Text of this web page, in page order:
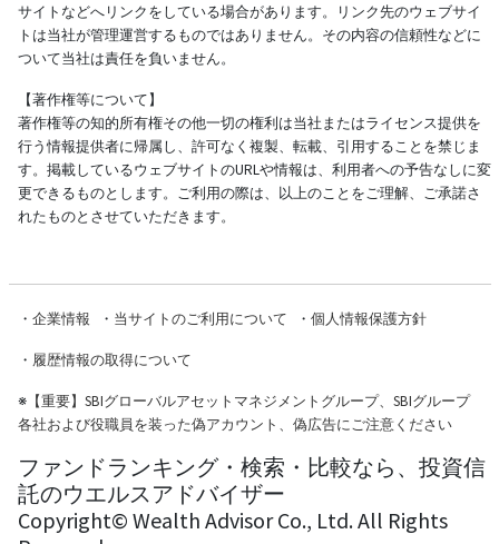
サイトなどへリンクをしている場合があります。リンク先のウェブサイ
トは当社が管理運営するものではありません。その内容の信頼性などに
ついて当社は責任を負いません。
【著作権等について】
著作権等の知的所有権その他一切の権利は当社またはライセンス提供を
行う情報提供者に帰属し、許可なく複製、転載、引用することを禁じま
す。掲載しているウェブサイトのURLや情報は、利用者への予告なしに変
更できるものとします。ご利用の際は、以上のことをご理解、ご承諾さ
れたものとさせていただきます。
・ 企業情報 ・ 当サイトのご利用について ・ 個人情報保護方針
・ 履歴情報の取得について
※【重要】SBIグローバルアセットマネジメントグループ、SBIグループ
各社および役職員を装った偽アカウント、偽広告にご注意ください
ファンドランキング・検索・比較なら、投資信
託のウエルスアドバイザー
Copyright© Wealth Advisor Co., Ltd. All Rights